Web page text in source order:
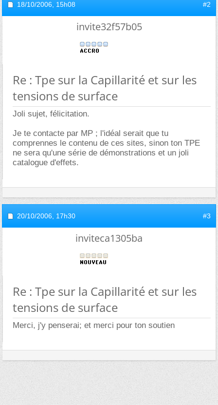
18/10/2006, 15h08 #2
invite32f57b05
Re : Tpe sur la Capillarité et sur les
tensions de surface
Joli sujet, félicitation.
Je te contacte par MP ; l'idéal serait que tu
comprennes le contenu de ces sites, sinon ton TPE
ne sera qu'une série de démonstrations et un joli
catalogue d'effets.
20/10/2006, 17h30 #3
inviteca1305ba
Re : Tpe sur la Capillarité et sur les
tensions de surface
Merci, j'y penserai; et merci pour ton soutien